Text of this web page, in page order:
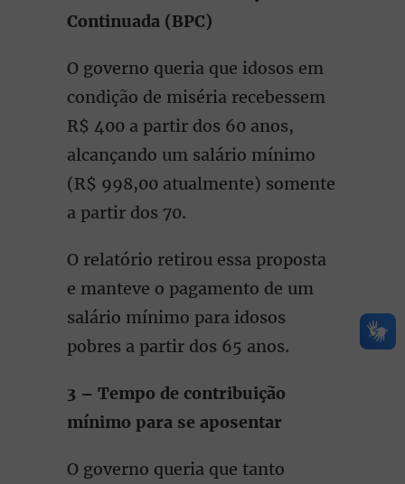
Continuada (BPC)
O governo queria que idosos em
condição de miséria recebessem
R$ 400 a partir dos 60 anos,
alcançando um salário mínimo
(R$ 998,00 atualmente) somente
a partir dos 70.
O relatório retirou essa proposta
e manteve o pagamento de um
salário mínimo para idosos
pobres a partir dos 65 anos.
3 – Tempo de contribuição
mínimo para se aposentar
O governo queria que tanto